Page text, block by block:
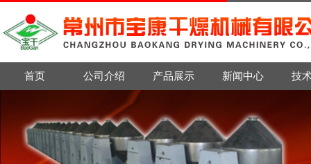
首页 公司介绍 产品展示 新闻中心 技